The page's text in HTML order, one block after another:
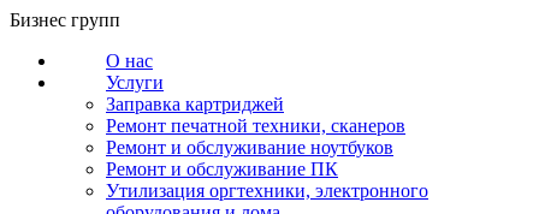
Перейти
содержанию
Бизнес групп
О нас
Услуги
Заправка картриджей
Ремонт печатной техники, сканеров
Ремонт и обслуживание ноутбуков
Ремонт и обслуживание ПК
Утилизация оргтехники, электронного